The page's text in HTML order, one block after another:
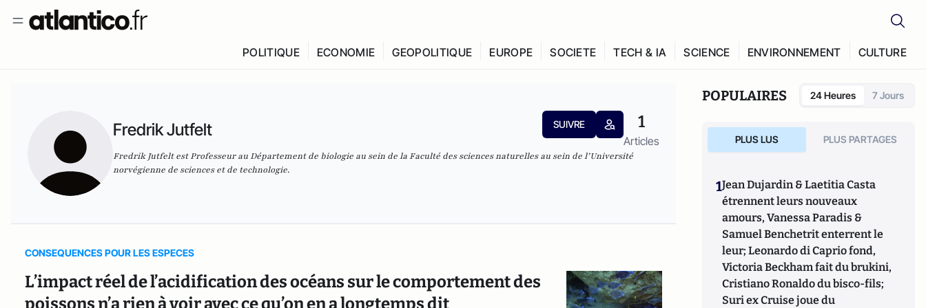
POLITIQUE ECONOMIE GEOPOLITIQUE EUROPE SOCIETE TECH & IA SCIENCE ENVIRONNEMENT CULTURE
Fredrik Jutfelt SUIVRE 1
Articles
Fredrik Jutfelt est Professeur au Département de biologie au sein de la Faculté des sciences naturelles au sein de l’Université
norvégienne de sciences et de technologie.
CONSEQUENCES POUR LES ESPECES
L’impact réel de l’acidification des océans sur le comportement des
poissons n’a rien à voir avec ce qu’on en a longtemps dit
POPULAIRES 24 Heures 7 Jours
PLUS LUS PLUS PARTAGES
1Jean Dujardin & Laetitia Casta
étrennent leurs nouveaux
amours, Vanessa Paradis &
Samuel Benchetrit enterrent le
leur; Leonardo di Caprio fond,
Victoria Beckham fait du brukini,
Cristiano Ronaldo du bisco-fils;
Suri ex Cruise joue du